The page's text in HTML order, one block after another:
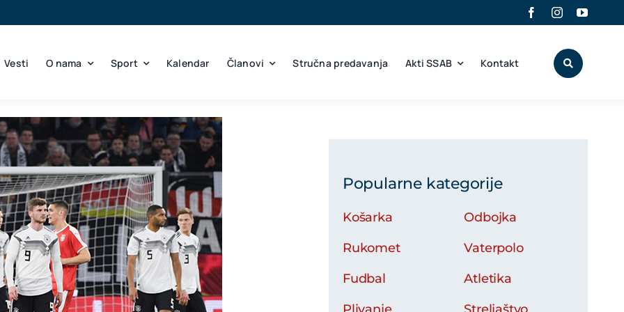
Vesti O nama Sport Kalendar Članovi Stručna predavanja Akti SSAB Kontakt
Popularne kategorije
Košarka
Rukomet
Fudbal
Odbojka
Vaterpolo
Atletika